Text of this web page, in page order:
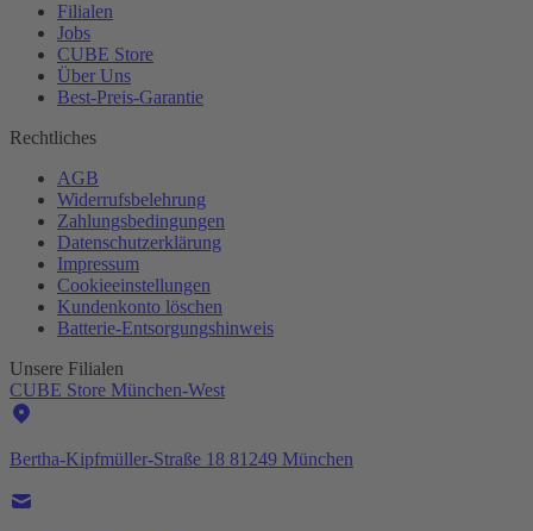
Filialen
Jobs
CUBE Store
Über Uns
Best-Preis-Garantie
Rechtliches
AGB
Widerrufsbelehrung
Zahlungsbedingungen
Datenschutzerklärung
Impressum
Cookieeinstellungen
Kundenkonto löschen
Batterie-Entsorgungshinweis
Unsere Filialen
CUBE Store München-West
Bertha-Kipfmüller-Straße 18 81249 München